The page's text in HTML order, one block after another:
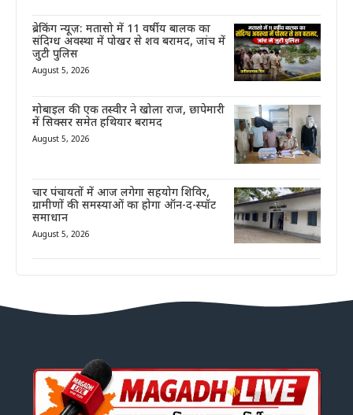
ब्रेकिंग न्यूज़: मतासो में 11 वर्षीय बालक का
संदिग्ध अवस्था में पोखर से शव बरामद, जांच में
जुटी पुलिस
August 5, 2026
मोबाइल की एक तस्वीर ने खोला राज, छापेमारी
में सिक्सर समेत हथियार बरामद
August 5, 2026
चार पंचायतों में आज लगेगा सहयोग शिविर,
ग्रामीणों की समस्याओं का होगा ऑन-द-स्पॉट
समाधान
August 5, 2026